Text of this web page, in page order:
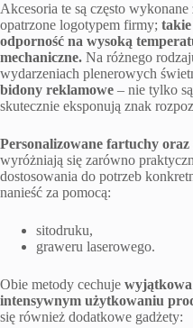
Akcesoria te są często wykonane
opatrzone logotypem firmy;
odporność na wysoką
mechaniczne. Na różnego
wydarzeniach plenerowych
bidony reklamowe – nie tylko
skutecznie eksponują znak
Personalizowane fartuchy
wyróżniają się zarówno
dostosowania do potrzeb
nanieść za pomocą:
sitodruku,
graweru laserowego.
Obie metody cechuje wyjątkowa
intensywnym użytkowaniu
się również dodatkowe gadżety: